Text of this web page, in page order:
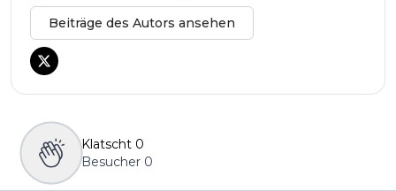
Beiträge des Autors ansehen
Klatscht 0
Besucher 0